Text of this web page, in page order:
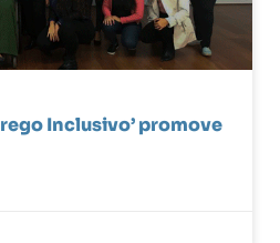
Inclusivo’ promove